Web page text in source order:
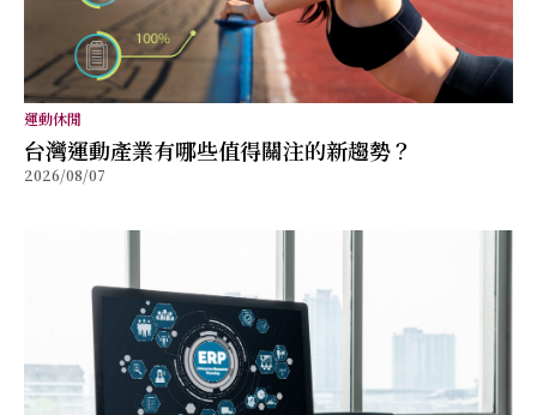
運動休閒
台灣運動產業有哪些值得關注的新趨勢？
2026/08/07